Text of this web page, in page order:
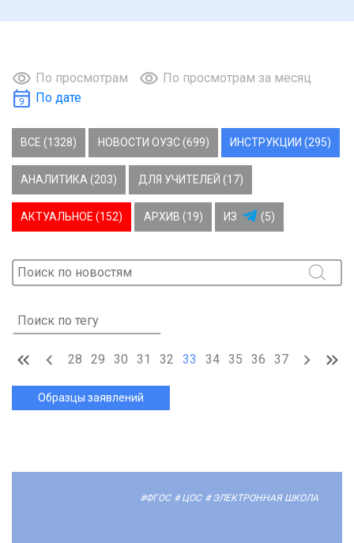
По просмотрам
По просмотрам за месяц
По дате
ВСЕ (1328) НОВОСТИ ОУЗС (699) ИНСТРУКЦИИ (295)
АНАЛИТИКА (203) ДЛЯ УЧИТЕЛЕЙ (17)
АКТУАЛЬНОЕ (152) АРХИВ (19) ИЗ (5)
28 29 30 31 32 33 34 35 36 37
Образцы заявлений
#ФГОС # ЦОС # ЭЛЕКТРОННАЯ ШКОЛА